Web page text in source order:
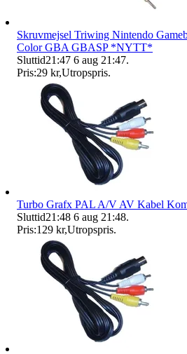
Skruvmejsel Triwing Nintendo
Color GBA GBASP *NYTT*
Sluttid21:47 6 aug 21:47.
Pris:29 kr,Utropspris.
Turbo Grafx PAL A/V AV Kabel
Sluttid21:48 6 aug 21:48.
Pris:129 kr,Utropspris.